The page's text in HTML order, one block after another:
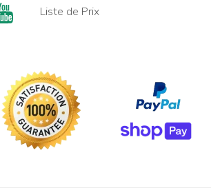
Liste de Prix